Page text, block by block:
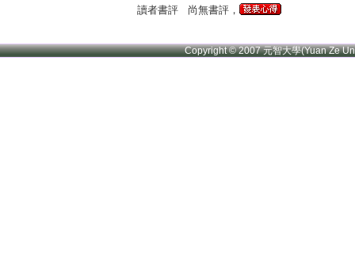
讀者書評 尚無書評，
Copyright © 2007 元智大學(Yuan Ze